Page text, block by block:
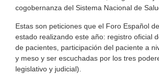
cogobernanza del Sistema Nacional de
Estas son peticiones que el Foro Español
estado realizando este año: registro oficial
de pacientes, participación del paciente a
y meso y ser escuchadas por los tres
legislativo y judicial).